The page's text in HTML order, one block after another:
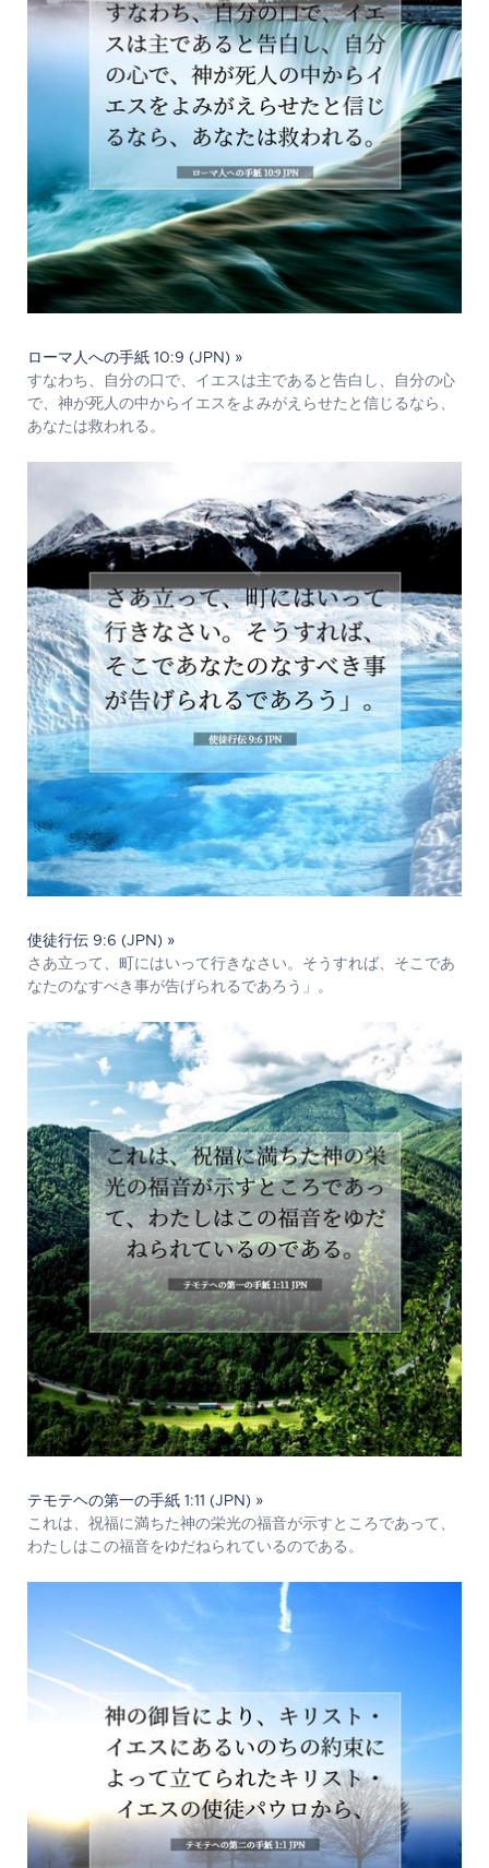
ローマ人への手紙 10:9 (JPN) »
すなわち、自分の口で、イエスは主であると告白し、自分の心
で、神が死人の中からイエスをよみがえらせたと信じるなら、
あなたは救われる。
使徒行伝 9:6 (JPN) »
さあ立って、町にはいって行きなさい。そうすれば、そこであ
なたのなすべき事が告げられるであろう」。
テモテヘの第一の手紙 1:11 (JPN) »
これは、祝福に満ちた神の栄光の福音が示すところであって、
わたしはこの福音をゆだねられているのである。